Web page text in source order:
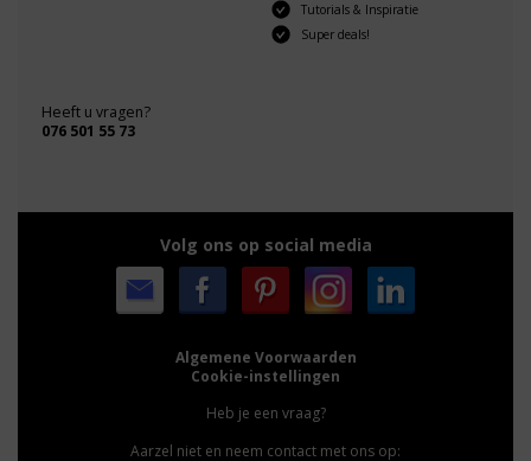
Tutorials & Inspiratie
Super deals!
Heeft u vragen?
076 501 55 73
Volg ons op social media
Algemene Voorwaarden
Cookie-instellingen
Heb je een vraag?
Aarzel niet en neem contact met ons op: